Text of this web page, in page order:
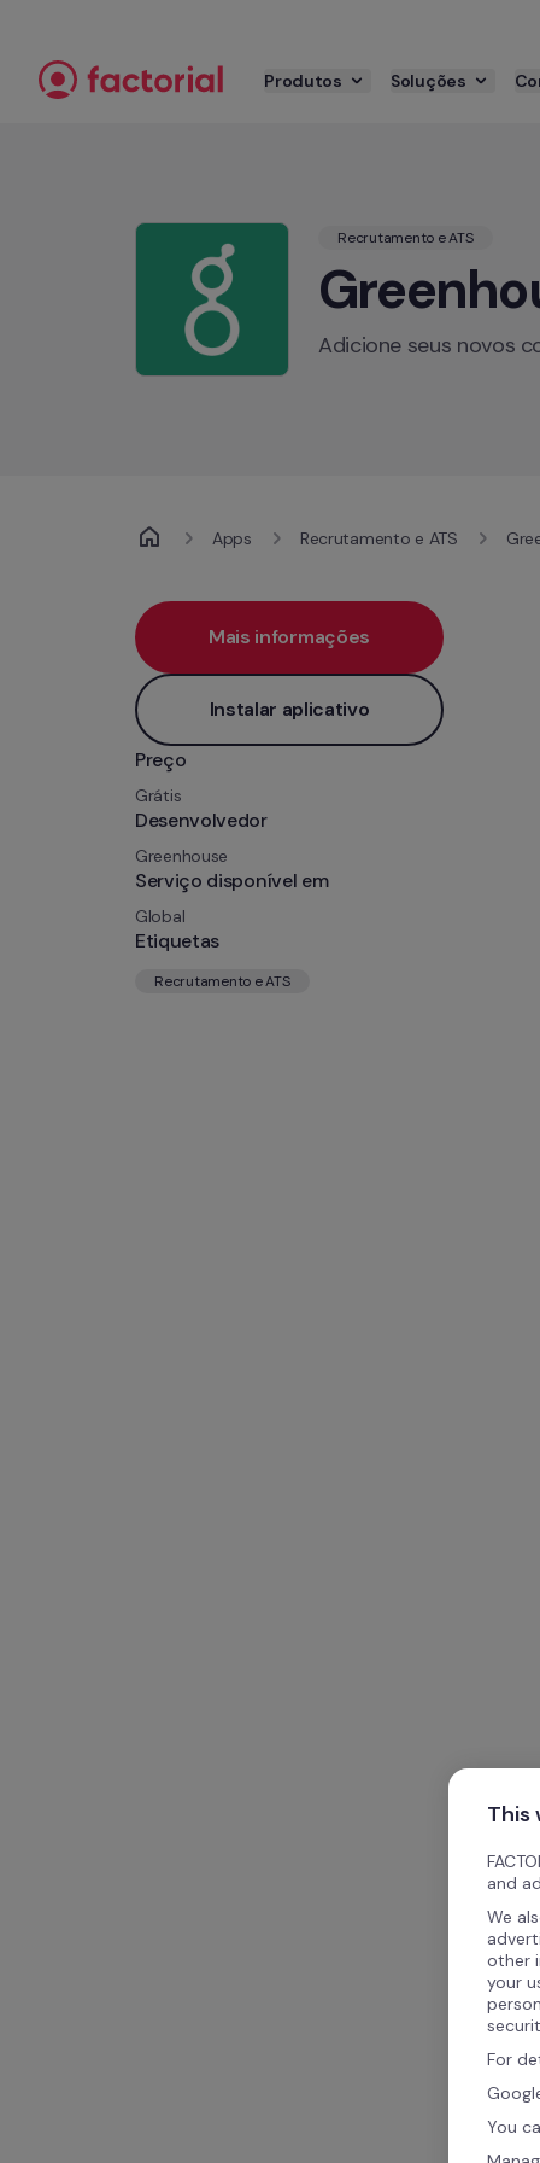
Produtos Soluções
Recrutamento e ATS
Adicione seus novos
Apps Recrutamento e ATS
Mais informações
Instalar aplicativo
Preço
Grátis
Desenvolvedor
Greenhouse
Serviço disponível em
Global
Etiquetas
Recrutamento e ATS
This
and
We
other
your
For
You